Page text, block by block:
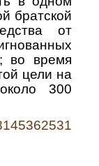
братской
от
во время
цели на
300